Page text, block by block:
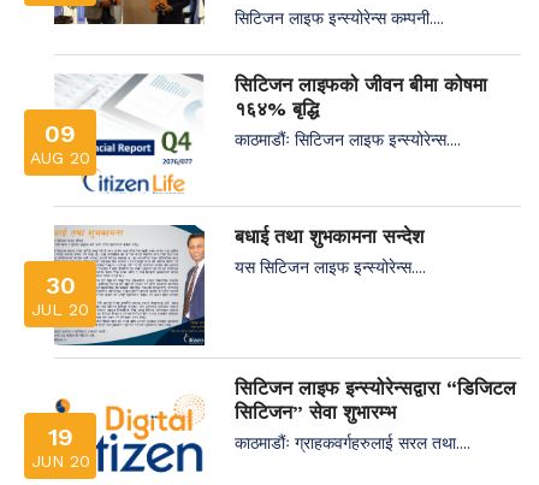
सिटिजन लाइफ इन्स्योरेन्स कम्पनी....
09
AUG 20
सिटिजन लाइफको जीवन बीमा कोषमा
१६४% बृद्धि
काठमाडौंः सिटिजन लाइफ इन्स्योरेन्स....
30
JUL 20
बधाई तथा शुभकामना सन्देश
यस सिटिजन लाइफ इन्स्योरेन्स....
19
JUN 20
सिटिजन लाइफ इन्स्योरेन्सद्वारा “डिजिटल
सिटिजन” सेवा शुभारम्भ
काठमाडौंः ग्राहकवर्गहरुलाई सरल तथा....